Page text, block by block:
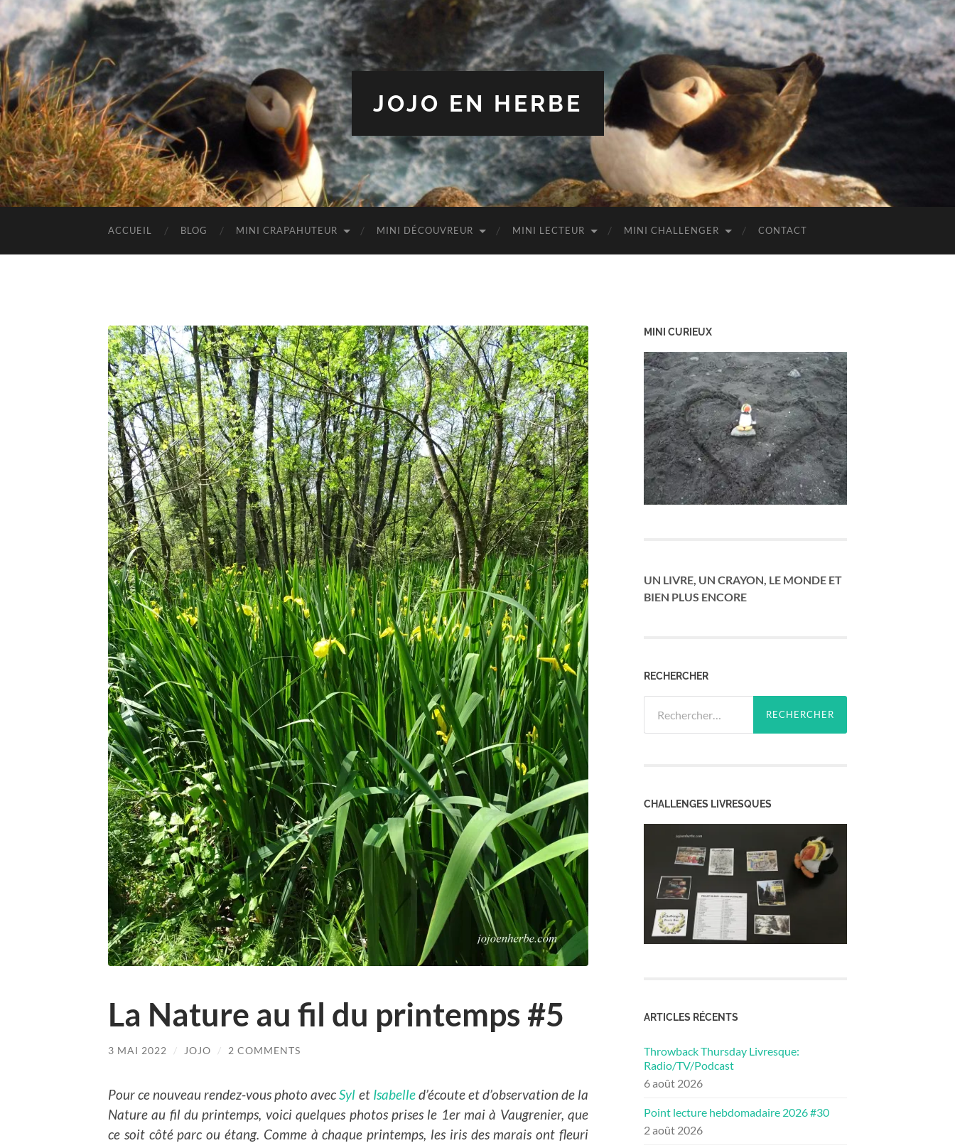
JOJO EN HERBE
ACCUEIL BLOG MINI CRAPAHUTEUR MINI DÉCOUVREUR MINI LECTEUR MINI CHALLENGER CONTACT
La Nature au fil du printemps #5
3 MAI 2022 / JOJO / 2 COMMENTS
Pour ce nouveau rendez-vous photo avecSyl et Isabelled’écoute et d’observation de la
Nature au fil du printemps, voici quelques photos prises le 1er mai à Vaugrenier, que
ce soit côté parc ou étang. Comme à chaque printemps, les iris des marais ont fleuri
MINI CURIEUX
UN LIVRE, UN CRAYON, LE MONDE ET
BIEN PLUS ENCORE
RECHERCHER
CHALLENGES LIVRESQUES
ARTICLES RÉCENTS
Throwback Thursday Livresque:
Radio/TV/Podcast
6 août 2026
Point lecture hebdomadaire 2026 #30
2 août 2026